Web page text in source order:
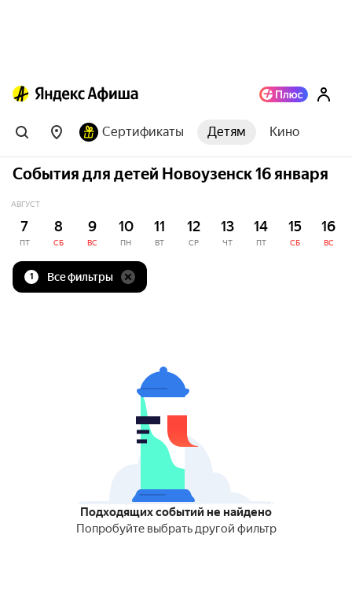
Сертификаты Детям Кино
События для детей Новоузенск 16 января
АВГУСТ
7
ПТ
8
СБ
9
ВС
10
ПН
11
ВТ
12
СР
13
ЧТ
14
ПТ
15
СБ
16
ВС
1 Все фильтры
Подходящих событий не найдено
Попробуйте выбрать другой фильтр